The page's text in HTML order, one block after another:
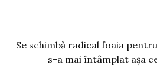
Se schimbă radical foaia
s-a mai întâmplat așa